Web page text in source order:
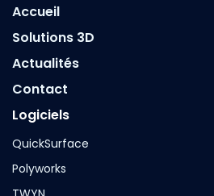
Accueil
Solutions 3D
Actualités
Contact
Logiciels
QuickSurface
Polyworks